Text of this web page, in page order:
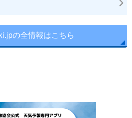
の全情報はこちら